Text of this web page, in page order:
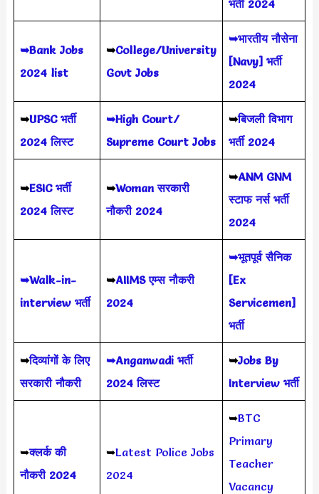
भर्ती 2024
➥Bank Jobs
2024 list
➥College/University
Govt Jobs
➥भारतीय नौसेना
[Navy] भर्ती
2024
➥UPSC भर्ती
2024 लिस्ट
➥High Court/
Supreme Court Jobs
➥बिजली विभाग
भर्ती 2024
➥ESIC भर्ती
2024 लिस्ट
➥Woman सरकारी
नौकरी 2024
➥ANM GNM
स्टाफ नर्स भर्ती
2024
➥Walk-in-
interview भर्ती
➥AIIMS एम्स नौकरी
2024
➥भूतपूर्व सैनिक
[Ex
Servicemen]
भर्ती
➥दिव्यांगों के लिए
सरकारी नौकरी
➥Anganwadi भर्ती
2024 लिस्ट
➥Jobs By
Interview भर्ती
➥क्लर्क की
नौकरी 2024
➥Latest Police Jobs
2024
➥BTC
Primary
Teacher
Vacancy